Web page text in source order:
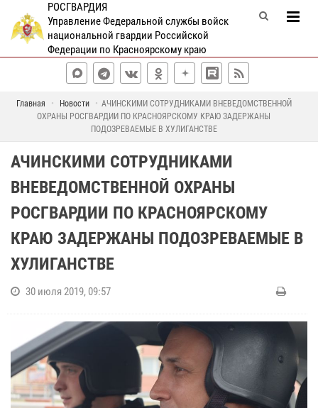
РОСГВАРДИЯ
Управление Федеральной службы войск
национальной гвардии Российской
Федерации по Красноярскому краю
Главная Новости
АЧИНСКИМИ СОТРУДНИКАМИ ВНЕВЕДОМСТВЕННОЙ
ОХРАНЫ РОСГВАРДИИ ПО КРАСНОЯРСКОМУ КРАЮ ЗАДЕРЖАНЫ
ПОДОЗРЕВАЕМЫЕ В ХУЛИГАНСТВЕ
АЧИНСКИМИ СОТРУДНИКАМИ
ВНЕВЕДОМСТВЕННОЙ ОХРАНЫ
РОСГВАРДИИ ПО КРАСНОЯРСКОМУ
КРАЮ ЗАДЕРЖАНЫ ПОДОЗРЕВАЕМЫЕ В
ХУЛИГАНСТВЕ
30 июля 2019, 09:57